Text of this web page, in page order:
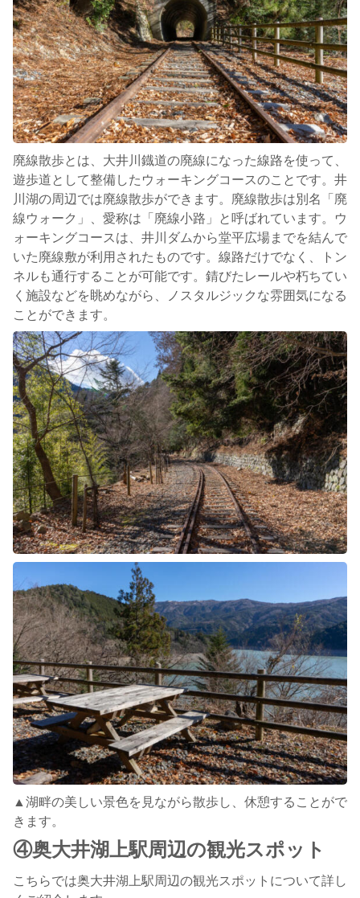
廃線散歩とは、大井川鐡道の廃線になった線路を使って、
遊歩道として整備したウォーキングコースのことです。井
川湖の周辺では廃線散歩ができます。廃線散歩は別名「廃
線ウォーク」、愛称は「廃線小路」と呼ばれています。ウ
ォーキングコースは、井川ダムから堂平広場までを結んで
いた廃線敷が利用されたものです。線路だけでなく、トン
ネルも通行することが可能です。錆びたレールや朽ちてい
く施設などを眺めながら、ノスタルジックな雰囲気になる
ことができます。
▲湖畔の美しい景色を見ながら散歩し、休憩することがで
きます。
④奥大井湖上駅周辺の観光スポット
こちらでは奥大井湖上駅周辺の観光スポットについて詳し